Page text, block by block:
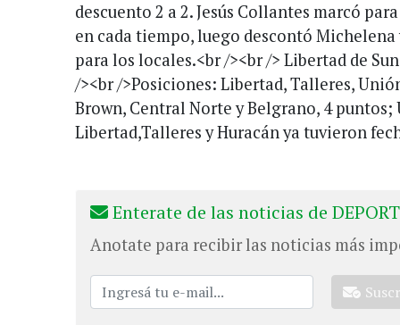
descuento 2 a 2. Jesús Collantes marcó
en cada tiempo, luego descontó
para los locales.<br /><br /> Libertad de
/><br />Posiciones: Libertad, Talleres,
Brown, Central Norte y Belgrano, 4 puntos;
Libertad,Talleres y Huracán ya tuvieron
Enterate de las noticias de
Anotate para recibir las noticias más